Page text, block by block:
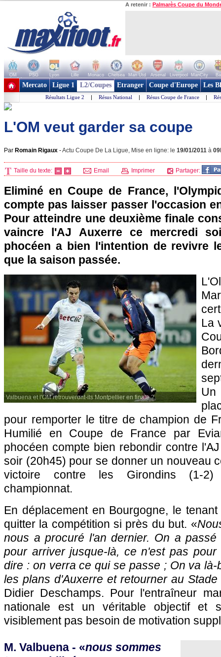
A retenir : Palmarès Coupe du
OM PSG Lyon Lille Monaco Chelsea Man Utd Arsenal Liverpool ManCity
+ de clubs
Mercato Ligue 1 L2/Coupes Etranger Coupe d'Europe Les
Résultats Ligue 2 | Résus National | Résus Coupe de France |
L'OM veut garder sa coupe
Par Romain Rigaux -Actu Coupe De La Ligue, Mise en ligne: le 19/01/2011 à
Taille du texte: Email Imprimer Partager:
Eliminé en Coupe de France,
compte pas laisser passer l'occasion
Pour atteindre une deuxième finale
vaincre l'AJ Auxerre ce mercredi
phocéen a bien l'intention de revivre
que la saison passée.
Valbuena et l'OM retrouveront-ils Montpellier en finale ?
La
pour remporter le titre de champion de
Humilié en Coupe de France par
phocéen compte bien rebondir contre
soir (20h45) pour se donner un nouveau
victoire contre les Girondins (1-
championnat.
En déplacement en Bourgogne, le
quitter la compétition si près du but. «
nous a procuré l'an dernier. On a passé
pour arriver jusque-là, ce n'est pas
dire : on verra ce qui se passe ; On va
les plans d'Auxerre et retourner au
Didier Deschamps. Pour l'entraîneur
nationale est un véritable objectif et
visiblement pas besoin de motivation
M. Valbuena - «nous sommes